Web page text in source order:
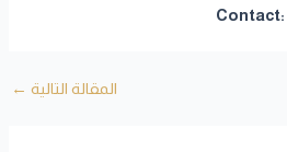
المقالة التالية ←